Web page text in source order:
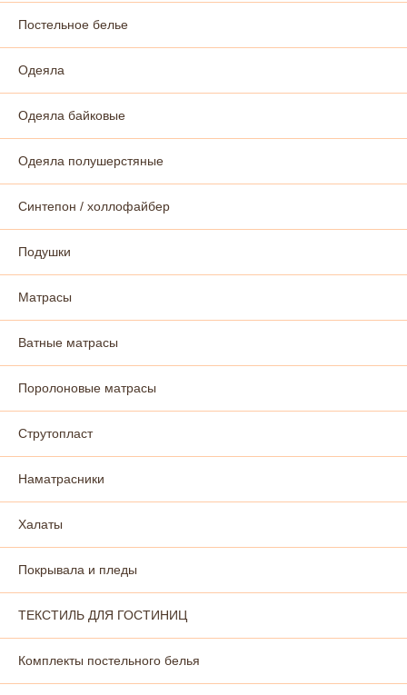
Постельное белье
Одеяла
Одеяла байковые
Одеяла полушерстяные
Синтепон / холлофайбер
Подушки
Матрасы
Ватные матрасы
Поролоновые матрасы
Струтопласт
Наматрасники
Халаты
Покрывала и пледы
ТЕКСТИЛЬ ДЛЯ ГОСТИНИЦ
Комплекты постельного белья